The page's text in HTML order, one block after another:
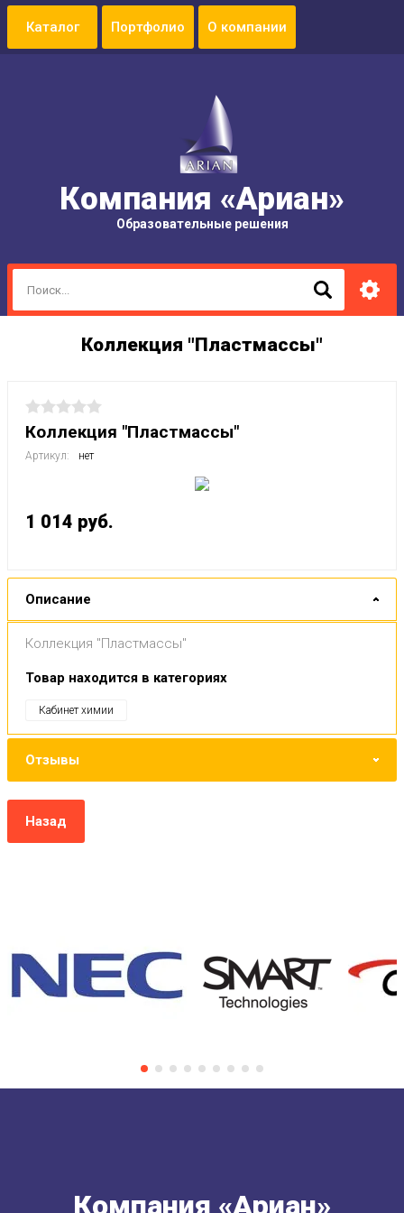
Портфолио О компании
Компания «Ариан»
Образовательные решения
Коллекция "Пластмассы"
Коллекция "Пластмассы"
Артикул: нет
1 014 руб.
Описание
Коллекция "Пластмассы"
Товар находится в категориях
Кабинет химии
Отзывы
Назад
Компания «Ариан»